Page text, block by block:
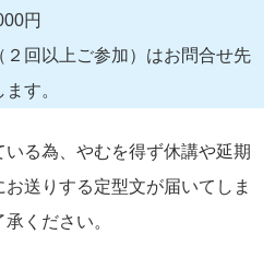
円
回以上ご参加）はお問合せ先
す。
る為、やむを得ず休講や延期
送りする定型文が届いてしま
ください。